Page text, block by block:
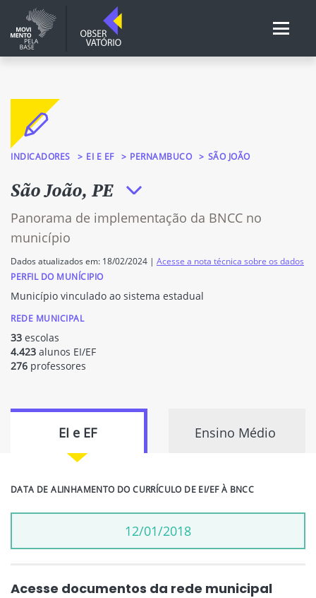
INDICADORES EI E EF PERNAMBUCO SÃO JOÃO
São João, PE
Panorama de implementação da BNCC no
município
Dados atualizados em: 18/02/2024 | Acesse a nota técnica sobre os dados
PERFIL DO MUNÍCIPIO
Município vinculado ao sistema estadual
REDE MUNICIPAL
33 escolas
4.423 alunos EI/EF
276 professores
EI e EF Ensino Médio
DATA DE ALINHAMENTO DO CURRÍCULO DE EI/EF À BNCC
12/01/2018
Acesse documentos da rede municipal